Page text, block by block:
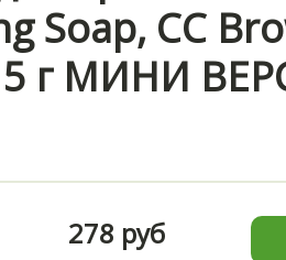
Soap, CC
г МИНИ
278 руб